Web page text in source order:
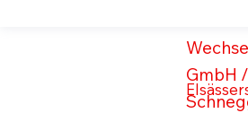
GmbH